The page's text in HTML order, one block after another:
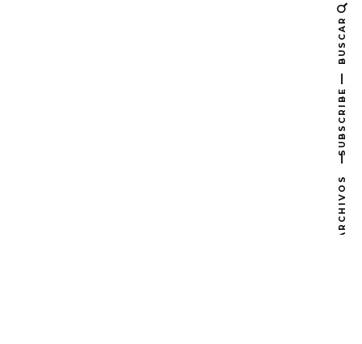
BUSCAR
SUBSCRIBE
ARCHIVOS